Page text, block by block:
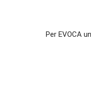
Per EVOCA